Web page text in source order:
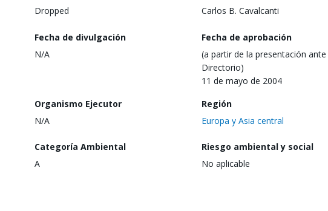
Dropped
Carlos B. Cavalcanti
Fecha de divulgación
N/A
Fecha de aprobación
(a partir de la presentación ante
Directorio)
11 de mayo de 2004
Organismo Ejecutor
N/A
Región
Europa y Asia central
Categoría Ambiental
A
Riesgo ambiental y social
No aplicable